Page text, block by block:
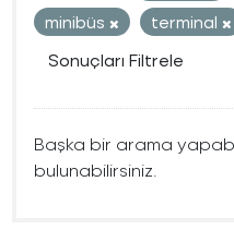
minibüs
terminal
Sonuçları Filtrele
Başka bir arama
bulunabilirsiniz.